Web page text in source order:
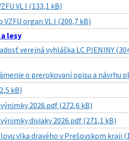
VL I (133,1 kB)
VZFU organ VL I (200,7 kB)
lesy
verejná vyhláška LC PIENINY
o prerokovaní opisu a návrhu
kB)
2026.pdf (272,6 kB)
diviaky 2026.pdf (271,1 kB)
vlka dravého v Prešovskom kraji